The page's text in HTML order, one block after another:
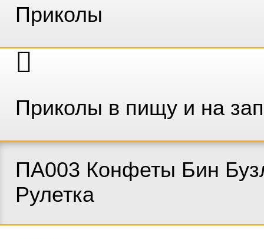
Приколы
Приколы в пищу и на
ПА003 Конфеты Бин
Рулетка